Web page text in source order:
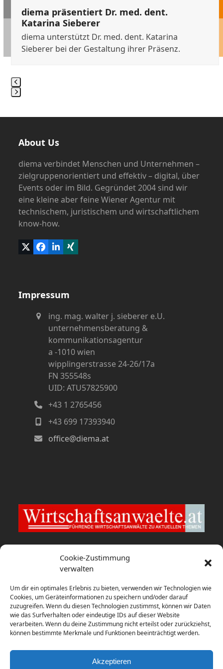
Cookie-Zustimmung
verwalten
Um dir ein optimales Erlebnis zu bieten, verwenden wir Technologien wie
Cookies, um Geräteinformationen zu speichern und/oder darauf
zuzugreifen. Wenn du diesen Technologien zustimmst, können wir Daten
wie das Surfverhalten oder eindeutige IDs auf dieser Website
verarbeiten. Wenn du deine Zustimmung nicht erteilst oder zurückziehst,
können bestimmte Merkmale und Funktionen beeinträchtigt werden.
Akzeptieren
buttons
diema präsentiert Dr. med. dent.
Katarina Sieberer
diema unterstützt Dr. med. dent. Katarina
Sieberer bei der Gestaltung ihrer Präsenz.
escape
go
the
first
slide
About Us
diema verbindet Menschen und Unternehmen –
zielgruppenorientiert und effektiv – digital, über
Events oder im Bild. Gegründet 2004 sind wir
eine kleine aber feine Wiener Agentur mit
technischem, juristischem und wirtschaftlichem
know-how.
TwitterFacebook
LinkedIn
Xing
Impressum
ing. mag. walter j. sieberer e.U.
unternehmensberatung &
kommunikationsagentur
a -1010 wien
wipplingerstrasse 24-26/17a
FN 355548s
UID: ATU57825900
+43 1 2765456
+43 699 17393940
office@diema.at
Wirtschaftsanwaelte.at
6. August 2026
Studie: USA und Großbritannien
dominieren globales Rennen um